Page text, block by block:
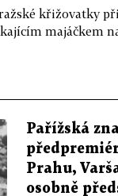
křižovatky
majáčkem
Pařížská
Prahu,
osobně